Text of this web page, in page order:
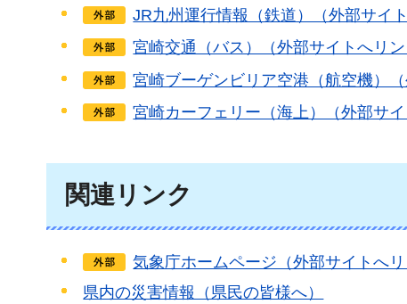
JR九州運行情報（鉄道）（外部サイト
宮崎交通（バス）（外部サイトへリン
宮崎ブーゲンビリア空港（航空機）（
宮崎カーフェリー（海上）（外部サイ
関連リンク
気象庁ホームページ（外部サイトへリ
県内の災害情報（県民の皆様へ）